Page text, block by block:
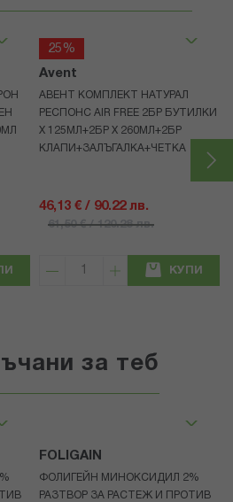
25%
Avent
АВЕНТ КОМПЛЕКТ НАТУРАЛ
РЕСПОНС AIR FREE 2БР БУТИЛКИ
Х 125МЛ+2БР Х 260МЛ+2БР
КЛАПИ+ЗАЛЪГАЛКА+ЧЕТКА
46,13 € / 90.22 лв.
61,50 € / 120.28 лв.
КУПИ
за теб
FOLIGAIN
ФОЛИГЕЙН МИНОКСИДИЛ 2%
РАЗТВОР ЗА РАСТЕЖ И ПРОТИВ